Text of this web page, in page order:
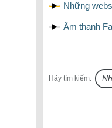
Những
Âm thanh
Hãy tìm kiếm: